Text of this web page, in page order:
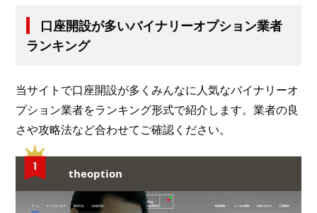
口座開設が多いバイナリーオプション業者
ランキング
当サイトで口座開設が多くみんなに人気なバイナリーオ
プション業者をランキング形式で紹介します。業者の良
さや攻略法など合わせてご確認ください。
theoption